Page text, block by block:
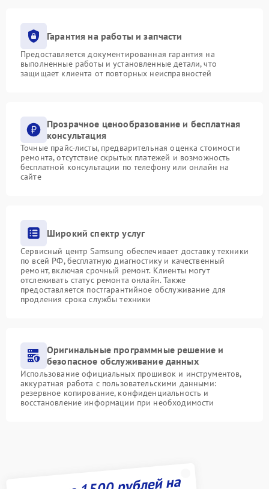
Гарантия на работы и запчасти
Предоставляется документированная гарантия на
выполненные работы и установленные детали, что
защищает клиента от повторных неисправностей
Прозрачное ценообразование и бесплатная
консультация
Точные прайс-листы, предварительная оценка стоимости
ремонта, отсутствие скрытых платежей и возможность
бесплатной консультации по телефону или онлайн на
сайте
Широкий спектр услуг
Сервисный центр Samsung обеспечивает доставку техники
по всей РФ, бесплатную диагностику и качественный
ремонт, включая срочный ремонт. Клиенты могут
отслеживать статус ремонта онлайн. Также
предоставляется постгарантийное обслуживание для
продления срока службы техники
Оригинальные программные решение и
безопасное обслуживание данных
Использование официальных прошивок и инструментов,
аккуратная работа с пользовательскими данными:
резервное копирование, конфиденциальность и
восстановление информации при необходимости